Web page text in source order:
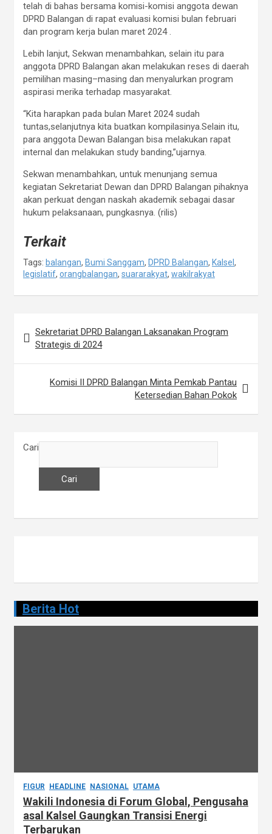
telah di bahas bersama komisi-komisi anggota dewan
DPRD Balangan di rapat evaluasi komisi bulan februari
dan program kerja bulan maret 2024 .
Lebih lanjut, Sekwan menambahkan, selain itu para
anggota DPRD Balangan akan melakukan reses di daerah
pemilihan masing–masing dan menyalurkan program
aspirasi merika terhadap masyarakat.
“Kita harapkan pada bulan Maret 2024 sudah
tuntas,selanjutnya kita buatkan kompilasinya.Selain itu,
para anggota Dewan Balangan bisa melakukan rapat
internal dan melakukan study banding,”ujarnya.
Sekwan menambahkan, untuk menunjang semua
kegiatan Sekretariat Dewan dan DPRD Balangan pihaknya
akan perkuat dengan naskah akademik sebagai dasar
hukum pelaksanaan, pungkasnya. (rilis)
Terkait
Tags: balangan, Bumi Sanggam, DPRD Balangan, Kalsel ,
legislatif, orangbalangan, suararakyat, wakilrakyat
N
g
Sekretariat DPRD Balangan Laksanakan Program
Strategis di 2024
Komisi II DPRD Balangan Minta Pemkab Pantau
Ketersedian Bahan Pokok
Cari
Cari
Berita Hot
FIGUR HEADLINE NASIONAL UTAMA
Wakili Indonesia di Forum Global, Pengusaha
asal Kalsel Gaungkan Transisi Energi
Terbarukan